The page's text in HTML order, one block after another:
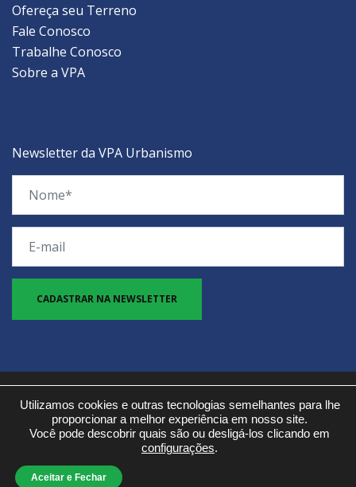
Ofereça seu Terreno
Fale Conosco
Trabalhe Conosco
Sobre a VPA
Newsletter da VPA Urbanismo
© 2026 Copyright | VPA Urbanismo
Utilizamos cookies e outras tecnologias semelhantes para lhe
proporcionar a melhor experiência em nosso site.
Você pode descobrir quais são ou desligá-los clicando em
configurações.
Aceitar e Fechar